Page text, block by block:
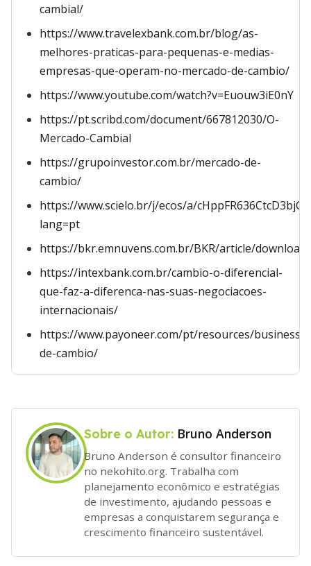
cambial/
https://www.travelexbank.com.br/blog/as-
melhores-praticas-para-pequenas-e-medias-
empresas-que-operam-no-mercado-de-cambio/
https://www.youtube.com/watch?v=Euouw3iE0nY
https://pt.scribd.com/document/667812030/O-
Mercado-Cambial
https://grupoinvestor.com.br/mercado-de-
cambio/
https://www.scielo.br/j/ecos/a/
lang=pt
https://bkr.emnuvens.com.br/BKR/article/
https://intexbank.com.br/cambio-o-diferencial-
que-faz-a-diferenca-nas-suas-negociacoes-
internacionais/
https://www.payoneer.com/pt/resources/business/
de-cambio/
Sobre o Autor: Bruno Anderson
Bruno Anderson é consultor financeiro
no nekohito.org. Trabalha com
planejamento econômico e estratégias
de investimento, ajudando pessoas e
empresas a conquistarem segurança e
crescimento financeiro sustentável.